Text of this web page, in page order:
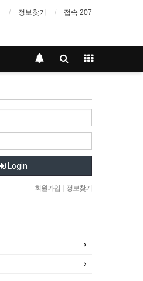
정보찾기 접속 207
Login
회원가입 정보찾기